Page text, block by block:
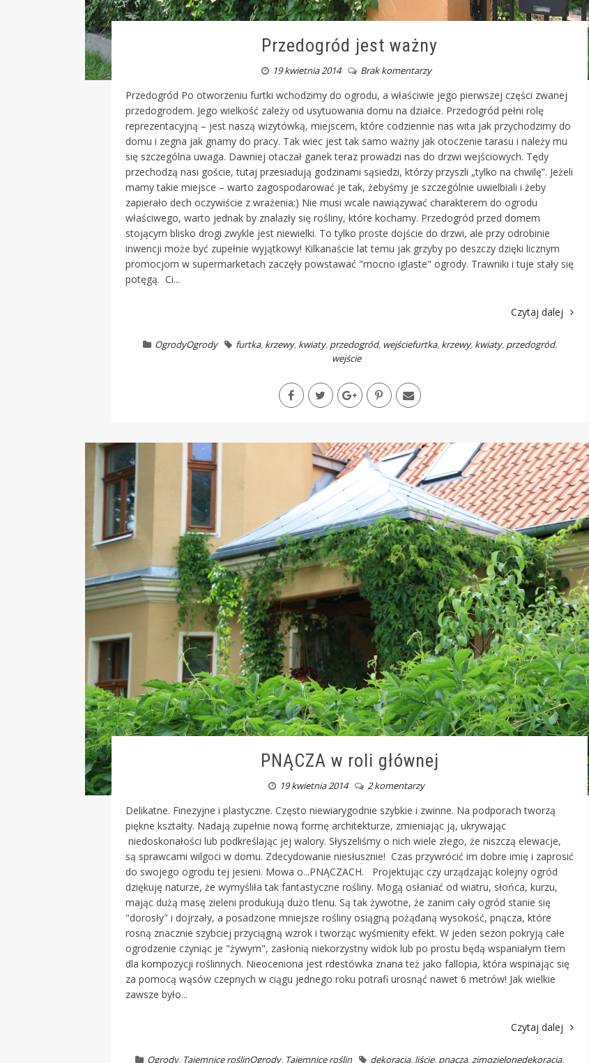
Przedogród jest ważny
19 kwietnia 2014 Brak komentarzy
Przedogród Po otworzeniu furtki wchodzimy do ogrodu, a właściwie jego pierwszej części zwanej
przedogrodem. Jego wielkość zależy od usytuowania domu na działce. Przedogród pełni rolę
reprezentacyjną – jest naszą wizytówką, miejscem, które codziennie nas wita jak przychodzimy do
domu i zegna jak gnamy do pracy. Tak wiec jest tak samo ważny jak otoczenie tarasu i należy mu
się szczególna uwaga. Dawniej otaczał ganek teraz prowadzi nas do drzwi wejściowych. Tędy
przechodzą nasi goście, tutaj przesiadują godzinami sąsiedzi, którzy przyszli „tylko na chwilę”. Jeżeli
mamy takie miejsce – warto zagospodarować je tak, żebyśmy je szczególnie uwielbiali i żeby
zapierało dech oczywiście z wrażenia:) Nie musi wcale nawiązywać charakterem do ogrodu
właściwego, warto jednak by znalazły się rośliny, które kochamy. Przedogród przed domem
stojącym blisko drogi zwykle jest niewielki. To tylko proste dojście do drzwi, ale przy odrobinie
inwencji może być zupełnie wyjątkowy! Kilkanaście lat temu jak grzyby po deszczy dzięki licznym
promocjom w supermarketach zaczęły powstawać "mocno iglaste" ogrody. Trawniki i tuje stały się
potęgą. Ci...
Czytaj dalej
OgrodyOgrody furtka, krzewy, kwiaty, przedogród, wejściefurtka, krzewy, kwiaty, przedogród,
wejście
PNĄCZA w roli głównej
19 kwietnia 2014 2 komentarzy
Delikatne. Finezyjne i plastyczne. Często niewiarygodnie szybkie i zwinne. Na podporach tworzą
piękne kształty. Nadają zupełnie nową formę architekturze, zmieniając ją, ukrywając
niedoskonałości lub podkreślając jej walory. Słyszeliśmy o nich wiele złego, że niszczą elewacje,
są sprawcami wilgoci w domu. Zdecydowanie niesłusznie! Czas przywrócić im dobre imię i zaprosić
do swojego ogrodu tej jesieni. Mowa o...PNĄCZACH. Projektując czy urządzając kolejny ogród
dziękuję naturze, że wymyśliła tak fantastyczne rośliny. Mogą osłaniać od wiatru, słońca, kurzu,
mając dużą masę zieleni produkują dużo tlenu. Są tak żywotne, że zanim cały ogród stanie się
"dorosły" i dojrzały, a posadzone mniejsze rośliny osiągną pożądaną wysokość, pnącza, które
rosną znacznie szybciej przyciągną wzrok i tworząc wyśmienity efekt. W jeden sezon pokryją całe
ogrodzenie czyniąc je "żywym", zasłonią niekorzystny widok lub po prostu będą wspaniałym tłem
dla kompozycji roślinnych. Nieoceniona jest rdestówka znana też jako fallopia, która wspinając się
za pomocą wąsów czepnych w ciągu jednego roku potrafi urosnąć nawet 6 metrów! Jak wielkie
zawsze było...
Czytaj dalej
Ogrody, Tajemnice roślinOgrody, Tajemnice roślin dekoracja, liście, pnącza,zimozielonedekoracja,